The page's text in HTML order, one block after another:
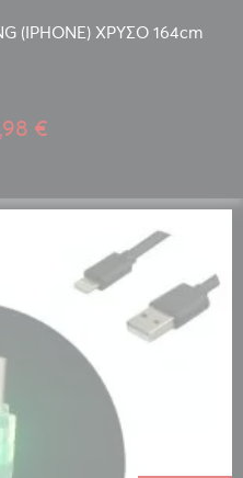
(IPHONE) ΧΡΥΣΟ 164cm
€